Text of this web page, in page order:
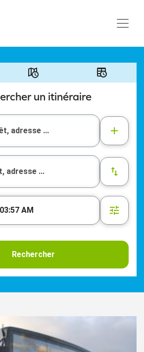
un itinéraire
AM
Rechercher